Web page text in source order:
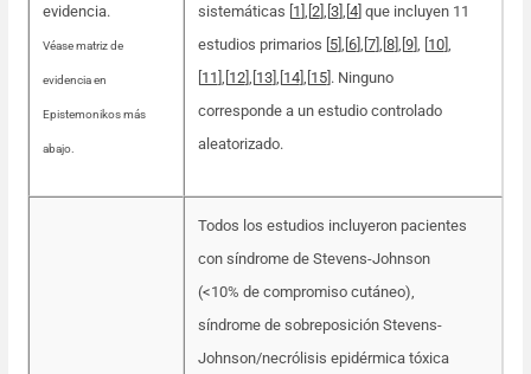
evidencia.
Véase matriz de
evidencia en
Epistemonikos más
abajo.
sistemáticas [ 1 2] 3],[ 4] que incluyen 11
estudios primarios [ 5] 6] 7] 8] 9], [ 10]
11 12] 13] 14] 15]. Ninguno
corresponde a un estudio controlado
aleatorizado.
Todos los estudios incluyeron pacientes
con síndrome de Stevens-Johnson
(<10% de compromiso cutáneo),
síndrome de sobreposición Stevens-
Johnson/necrólisis epidérmica tóxica